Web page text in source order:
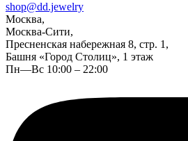
shop@dd.jewelry
Москва,
Москва-Сити,
Пресненская набережная 8, стр. 1,
Башня «Город Столиц», 1 этаж
Пн—Вс 10:00 – 22:00